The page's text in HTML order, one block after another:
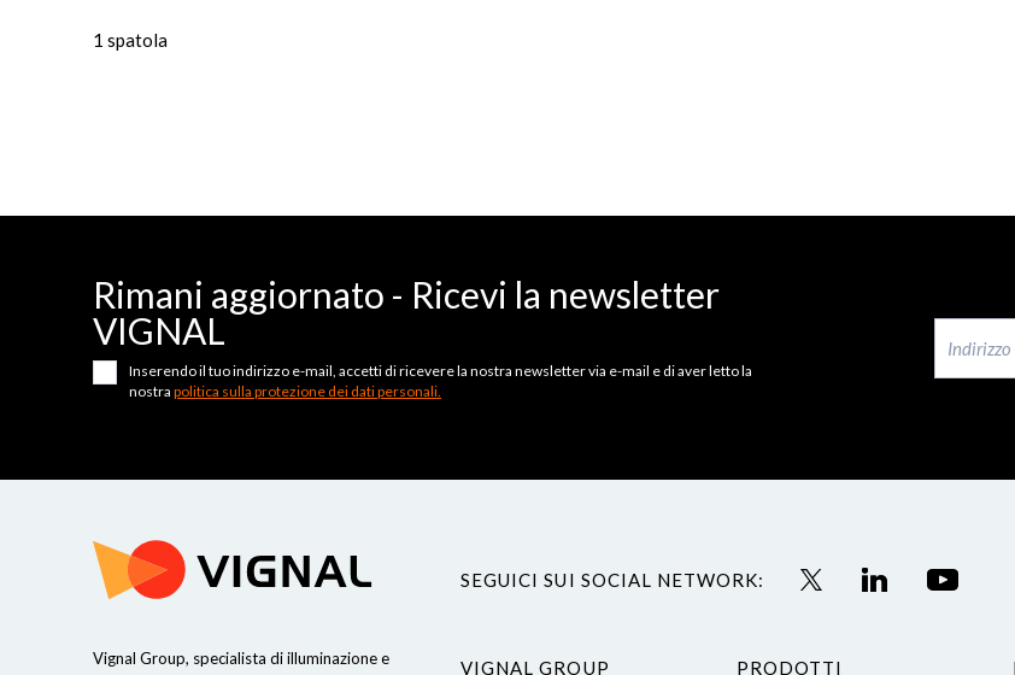
1 spatola
Rimani aggiornato - Ricevi la newsletter
VIGNAL
Inserendo il tuo indirizzo e-mail, accetti di ricevere la nostra newsletter via e-mail e di aver letto la
nostra politica sulla protezione dei dati personali.
Vignal Group, specialista di illuminazione e
SEGUICI SUI SOCIAL NETWORK:
VIGNAL GROUP PRODOTTI